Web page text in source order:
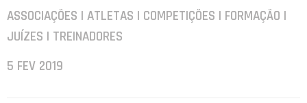
ASSOCIAÇÕES | ATLETAS | COMPETIÇÕES | FORMAÇÃO |
JUÍZES | TREINADORES
5 FEV 2019